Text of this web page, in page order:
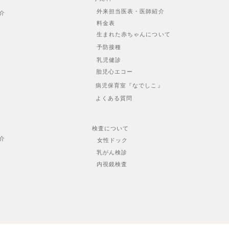
外来担当医表・医師紹介
料金表
生まれた赤ちゃんについて
予防接種
乳児健診
胎児心エコー
病児保育室『なでしこ』
よくある質問
検査について
女性ドック
乳がん検診
内視鏡検査